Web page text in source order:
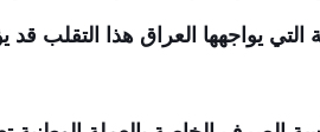
التي يواجهها العراق هذا التقلب